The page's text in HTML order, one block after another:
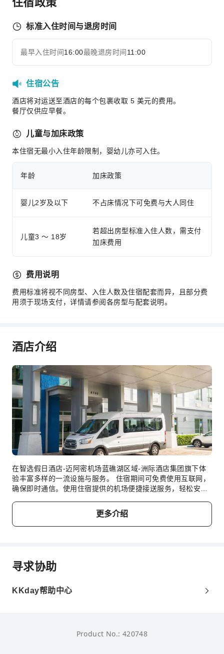
儿童餐
运动设施
瑜伽室
交通服务
机场接送服务
租车服务
清洁服务
干洗服务
洗衣服务
公用区wifi
自动售货机
礼品店
吸烟区
停车场
前台服务
旅游票务服务
礼宾服务
行李寄存
24小时前台
安全与安保
急救包
灭火器
安保人员
烟雾报警器
展开全部
标准入住时间与退房时间
最早入住时间16:00最晚退房时间 11:00
住宿公告
酒店将对运送至酒店的每个包裹收取 5 美元的费用。
餐厅仅供应早餐。
儿童与加床政策
本住宿无最小入住年龄限制，婴幼儿亦可入住。
年龄 加床政策
婴儿2岁及以下 不占床情况下可免费与大人同住
儿童3 ～ 18岁
若超出房型标准入住人数，需支付
加床费用
费用说明
费用标准将视不同房型、入住人数及住宿配套而异，且部分费
用须于现场支付，详情请参阅各房型与配套说明。
酒店介绍
在智选假日酒店-迈阿密机场蓝礁湖区域-洲际酒店集团旗下体
验丰富多样的一流设施与服务。 住宿期间可免费使用互联网，
确保即时通信。使用住宿提供的机场便捷接送服务，轻松安排
更方便。如果您驾车前来，您可享受住宿提供的免费停车。 在
您入住这家优质的住宿期间，尽心尽责的前台工作人员可以为
您提供礼宾服务等一系列便利设施。住宿提供票务服务，帮您
服装干净可穿。 对于一些小的或临时的需求，您无需离开住
宿，便利店即可及时满足。 住宿全面禁烟。住宿配备了各种便
调或寝具用品，让您享受更愉快的入住体验。 智选假日酒店-
房浴室提供的浴袍、毛巾或吹风机，让您保持清洁，焕发活
更多介绍
寻求协助
KKday帮助中心
Product No.: 420748